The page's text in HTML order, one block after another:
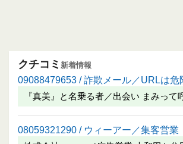
クチコミ 新着情報
09088479653 / 詐欺メール／URLは危
『真美』と名乗る者／出会い まみっ
08059321290 / ウィーアー／集客営業